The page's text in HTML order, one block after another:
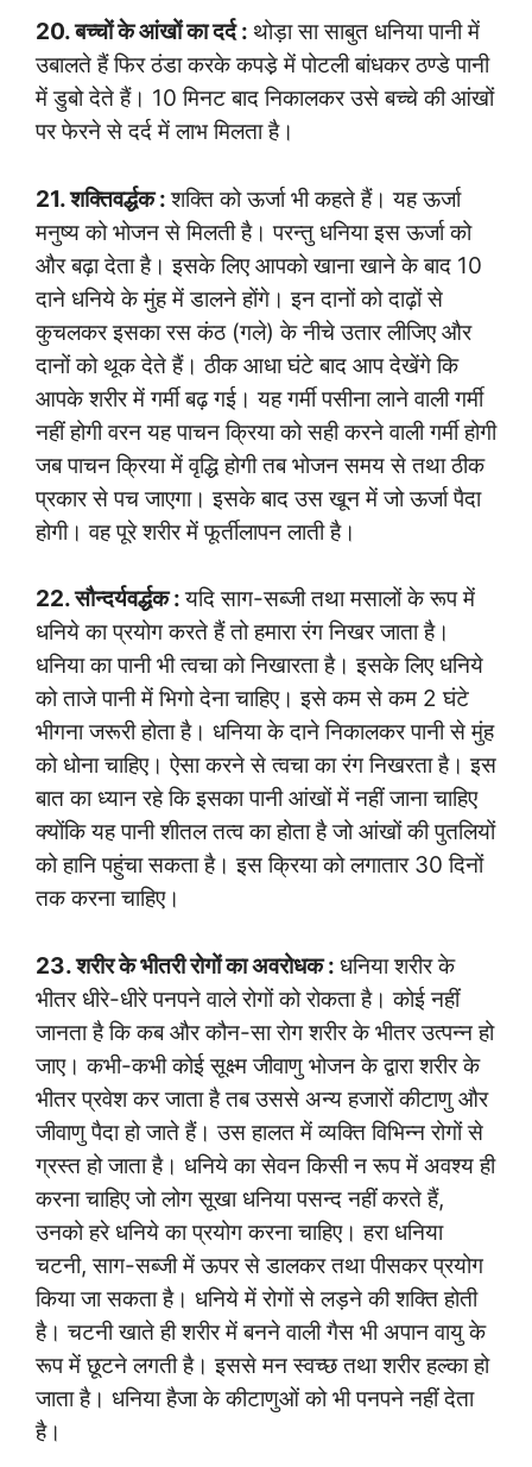
20. बच्चों के आंखों का दर्द : थोड़ा सा साबुत धनिया पानी में
उबालते हैं फिर ठंडा करके कपडे़ में पोटली बांधकर ठण्डे पानी
में डुबो देते हैं। 10 मिनट बाद निकालकर उसे बच्चे की आंखों
पर फेरने से दर्द में लाभ मिलता है।
21. शक्तिवर्द्धक :शक्ति को ऊर्जा भी कहते हैं। यह ऊर्जा
मनुष्य को भोजन से मिलती है। परन्तु धनिया इस ऊर्जा को
और बढ़ा देता है। इसके लिए आपको खाना खाने के बाद 10
दाने धनिये के मुंह में डालने होंगे। इन दानों को दाढ़ों से
कुचलकर इसका रस कंठ (गले) के नीचे उतार लीजिए और
दानों को थूक देते हैं। ठीक आधा घंटे बाद आप देखेंगे कि
आपके शरीर में गर्मी बढ़ गई। यह गर्मी पसीना लाने वाली गर्मी
नहीं होगी वरन यह पाचन क्रिया को सही करने वाली गर्मी होगी
जब पाचन क्रिया में वृद्धि होगी तब भोजन समय से तथा ठीक
प्रकार से पच जाएगा। इसके बाद उस खून में जो ऊर्जा पैदा
होगी। वह पूरे शरीर में फूर्तीलापन लाती है।
22. सौन्दर्यवर्द्धक :यदि साग-सब्जी तथा मसालों के रूप में
धनिये का प्रयोग करते हैं तो हमारा रंग निखर जाता है।
धनिया का पानी भी त्वचा को निखारता है। इसके लिए धनिये
को ताजे पानी में भिगो देना चाहिए। इसे कम से कम 2 घंटे
भीगना जरूरी होता है। धनिया के दाने निकालकर पानी से मुंह
को धोना चाहिए। ऐसा करने से त्वचा का रंग निखरता है। इस
बात का ध्यान रहे कि इसका पानी आंखों में नहीं जाना चाहिए
क्योंकि यह पानी शीतल तत्व का होता है जो आंखों की पुतलियों
को हानि पहुंचा सकता है। इस क्रिया को लगातार 30 दिनों
तक करना चाहिए।
23. शरीर के भीतरी रोगों का अवरोधक : धनिया शरीर के
भीतर धीरे-धीरे पनपने वाले रोगों को रोकता है। कोई नहीं
जानता है कि कब और कौन-सा रोग शरीर के भीतर उत्पन्न हो
जाए। कभी-कभी कोई सूक्ष्म जीवाणु भोजन के द्वारा शरीर के
भीतर प्रवेश कर जाता है तब उससे अन्य हजारों कीटाणु और
जीवाणु पैदा हो जाते हैं। उस हालत में व्यक्ति विभिन्न रोगों से
ग्रस्त हो जाता है। धनिये का सेवन किसी न रूप में अवश्य ही
करना चाहिए जो लोग सूखा धनिया पसन्द नहीं करते हैं,
उनको हरे धनिये का प्रयोग करना चाहिए। हरा धनिया
चटनी, साग-सब्जी में ऊपर से डालकर तथा पीसकर प्रयोग
किया जा सकता है। धनिये में रोगों से लड़ने की शक्ति होती
है। चटनी खाते ही शरीर में बनने वाली गैस भी अपान वायु के
रूप में छूटने लगती है। इससे मन स्वच्छ तथा शरीर हल्का हो
जाता है। धनिया हैजा के कीटाणुओं को भी पनपने नहीं देता
है।